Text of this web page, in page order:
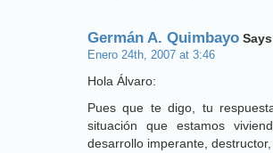
Germán A. Quimbayo
Enero 24th, 2007 at 3:46
Hola Álvaro:
Pues que te digo, tu
situación que estamos
desarrollo imperante,